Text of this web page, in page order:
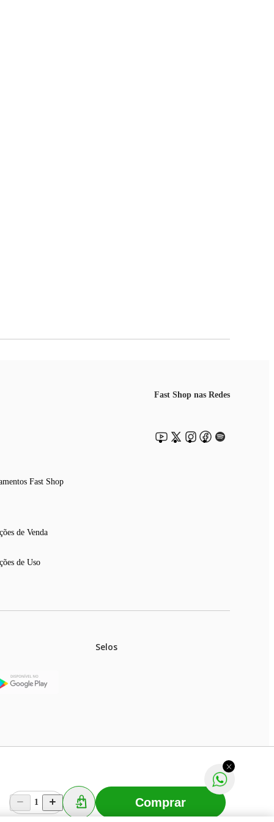
1 Comprar
Fast Shop
de Venda
de Uso
Fast Shop nas Redes
Selos
na rede de lojas físicas.
prévio. Fast Shop S. A. CNPJ: 43.708.379/0001-
Selecionar os Cookies